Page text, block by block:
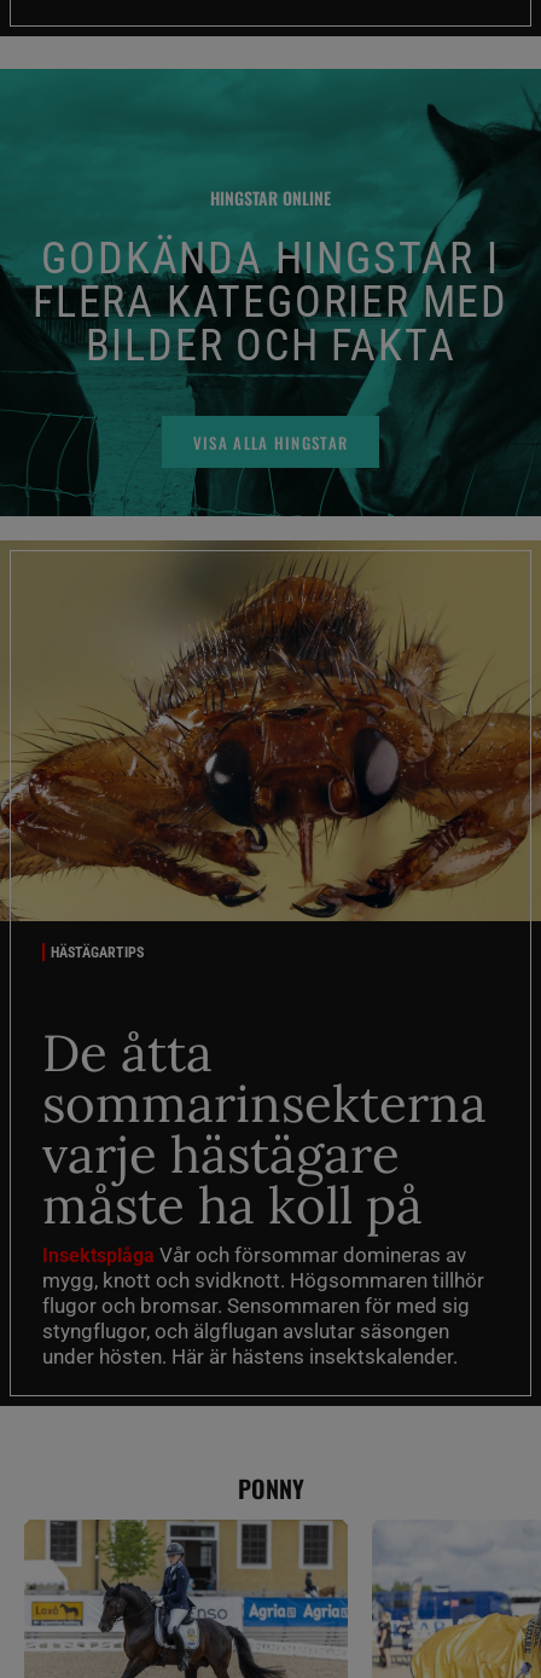
HINGSTAR ONLINE
GODKÄNDA HINGSTAR I
FLERA KATEGORIER MED
BILDER OCH FAKTA
VISA ALLA HINGSTAR
HÄSTÄGARTIPS
De åtta
sommarinsekterna
varje hästägare
måste ha koll på
Insektsplåga Vår och försommar domineras av
mygg, knott och svidknott. Högsommaren tillhör
flugor och bromsar. Sensommaren för med sig
styngflugor, och älgflugan avslutar säsongen
under hösten. Här är hästens insektskalender.
PONNY